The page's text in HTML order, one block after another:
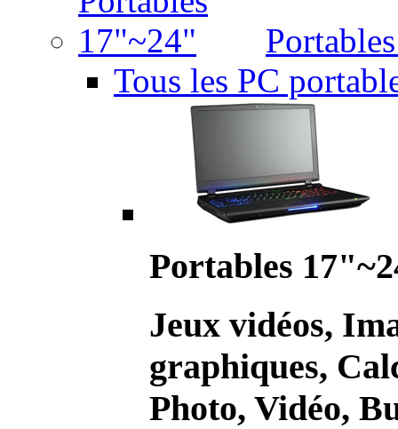
Tous les PC
Portables
Jeux vidéos,
graphiques,
Photo, Vidéo,